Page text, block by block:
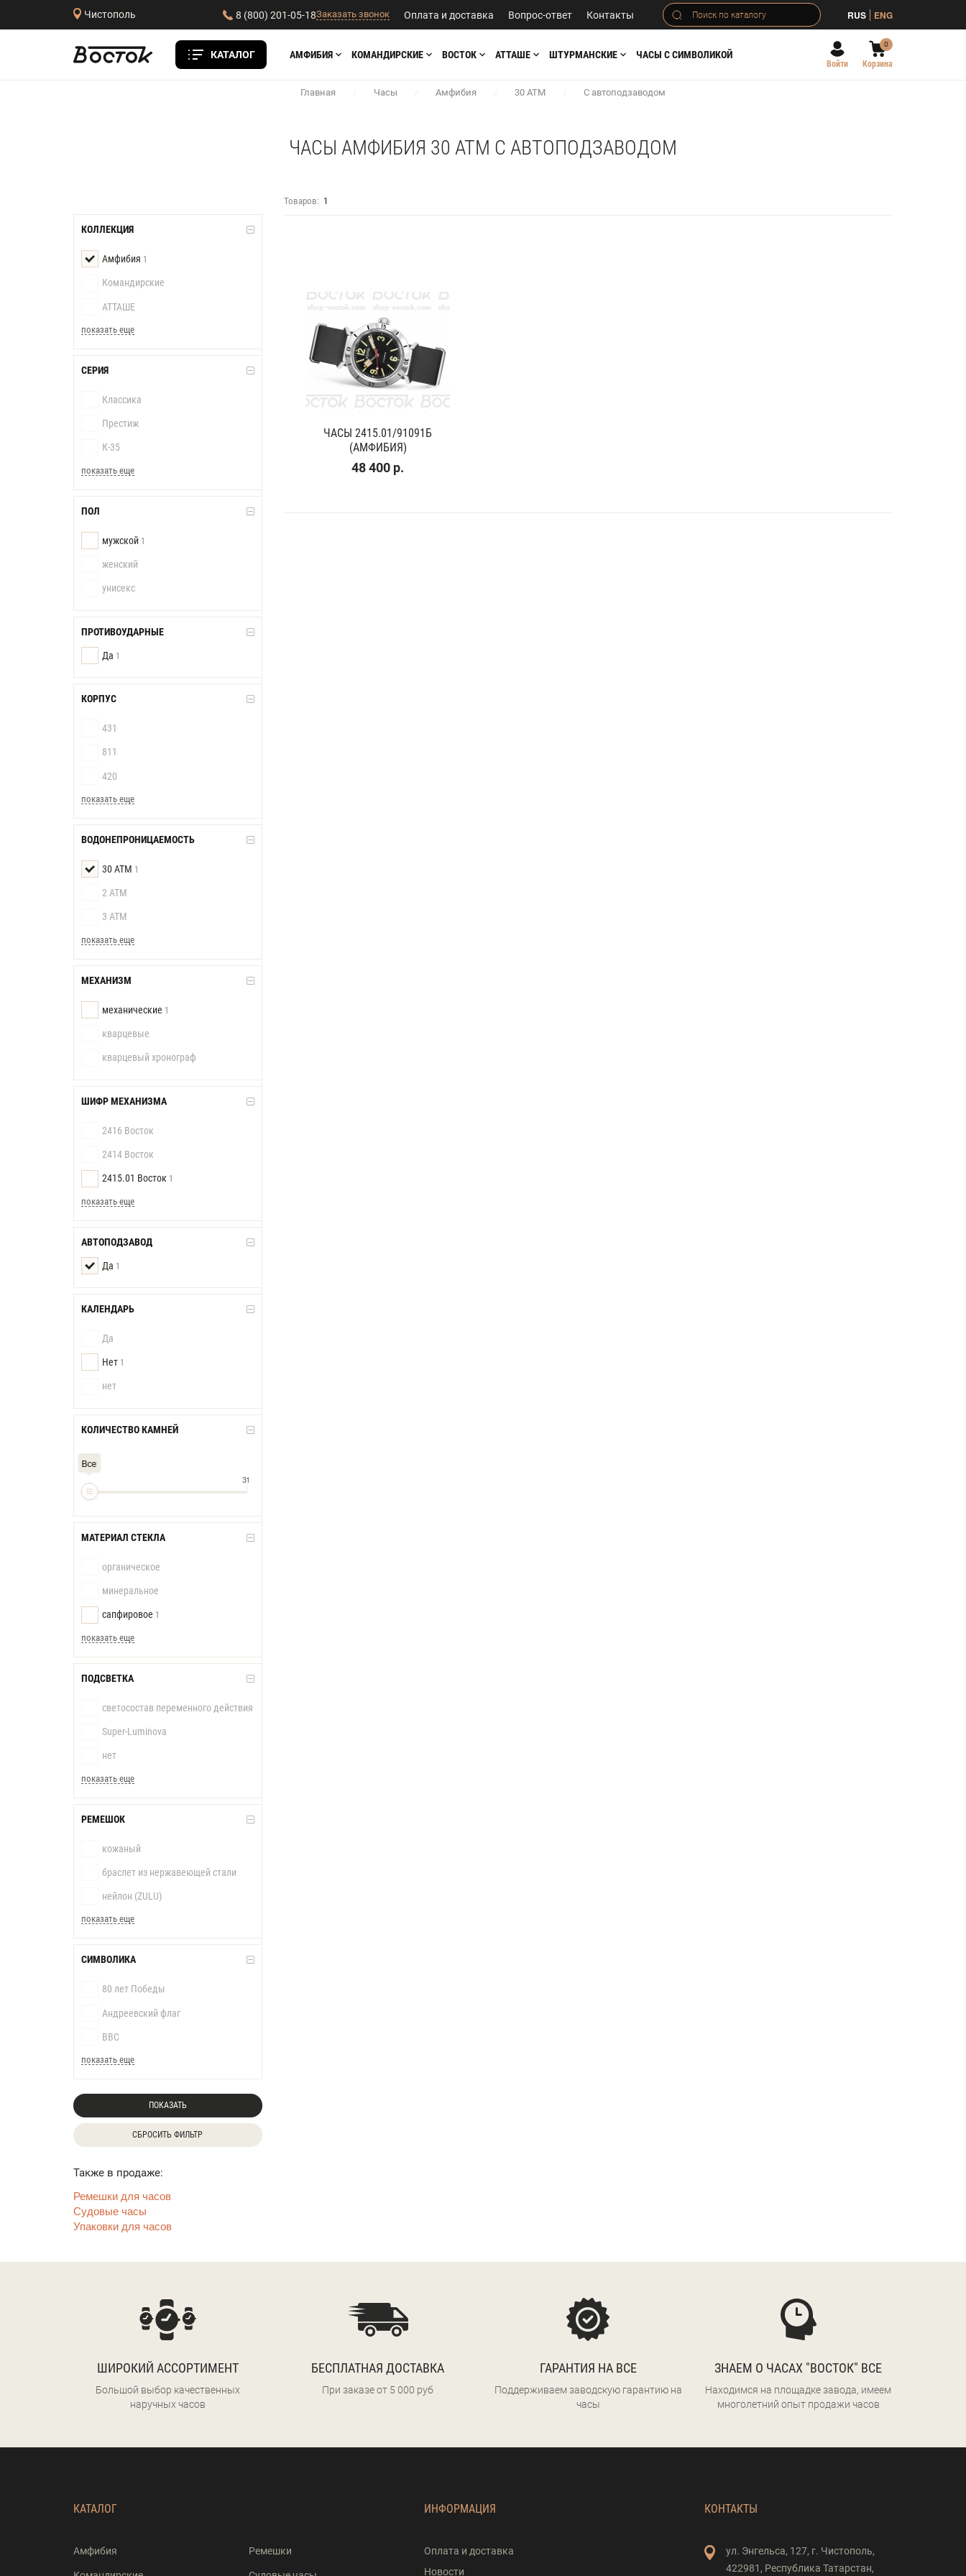
Чистополь 8 (800) 201-05-18Заказать звонок Оплата и доставка Вопрос-ответ Контакты RUS ENG
КАТАЛОГ АМФИБИЯ КОМАНДИРСКИЕ ВОСТОК АТТАШЕ ШТУРМАНСКИЕ ЧАСЫ С СИМВОЛИКОЙ
Войти
0
Корзина
Главная / Часы / Амфибия / 30 АТМ / С автоподзаводом
ЧАСЫ АМФИБИЯ 30 АТМ С АВТОПОДЗАВОДОМ
КОЛЛЕКЦИЯ
Амфибия 1
Командирские
АТТАШЕ
показать еще
СЕРИЯ
Классика
Престиж
К-35
показать еще
ПОЛ
мужской 1
женский
унисекс
ПРОТИВОУДАРНЫЕ
Да 1
КОРПУС
431
811
420
показать еще
ВОДОНЕПРОНИЦАЕМОСТЬ
30 АТМ 1
2 АТМ
3 АТМ
показать еще
МЕХАНИЗМ
механические 1
кварцевые
кварцевый хронограф
ШИФР МЕХАНИЗМА
2416 Восток
2414 Восток
2415.01 Восток 1
показать еще
АВТОПОДЗАВОД
Да 1
КАЛЕНДАРЬ
Да
Нет 1
нет
КОЛИЧЕСТВО КАМНЕЙ
Все
31
МАТЕРИАЛ СТЕКЛА
органическое
минеральное
сапфировое 1
показать еще
ПОДСВЕТКА
светосостав переменного действия
Super-Luminova
нет
показать еще
РЕМЕШОК
кожаный
браслет из нержавеющей стали
нейлон (ZULU)
показать еще
СИМВОЛИКА
80 лет Победы
Андреевский флаг
ВВС
показать еще
ПОКАЗАТЬ
СБРОСИТЬ ФИЛЬТР
Также в продаже:
Ремешки для часов
Судовые часы
Упаковки для часов
Товаров: 1
ЧАСЫ 2415.01/91091Б
(АМФИБИЯ)
48 400 р.
ШИРОКИЙ АССОРТИМЕНТ
Большой выбор качественных
наручных часов
БЕСПЛАТНАЯ ДОСТАВКА
При заказе от 5 000 руб
ГАРАНТИЯ НА ВСЕ
Поддерживаем заводскую гарантию на
часы
ЗНАЕМ О ЧАСАХ "ВОСТОК" ВСЕ
Находимся на площадке завода, имеем
многолетний опыт продажи часов
КАТАЛОГ
Амфибия Ремешки
ИНФОРМАЦИЯ
Оплата и доставка
Новости
КОНТАКТЫ
ул. Энгельса, 127, г. Чистополь,
422981, Республика Татарстан,